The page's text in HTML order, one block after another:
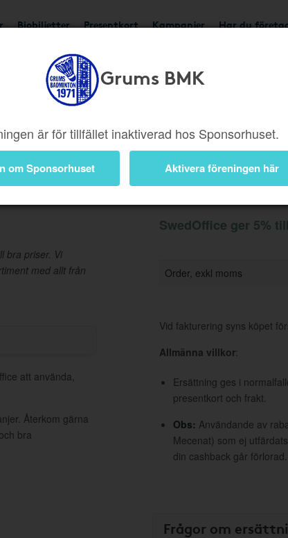
Biobiljetter Presentkort Kampanjer Har du
Grums BMK
är för tillfället inaktiverad hos Sponsorhuset.
om Sponsorhuset Aktivera föreningen här
Ger 5%
bra priser. Vi
med allt från
att använda,
Återkom gärna
bra
Information
SwedOffice ger 5%
Order, exkl moms
Vid fakturering syns köpet
Allmänna villkor:
Ersättning ges i
presentkort och frakt.
Obs: Användande av
Mecenat) som ej
din cashback går förlorad.
Frågor om